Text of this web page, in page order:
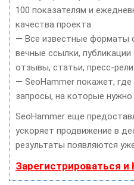
100 показателям и
качества проекта.
— Все известные форматы
вечные ссылки, публикации
отзывы, статьи, пресс-
— SeoHammer покажет,
запросы, на которые
SeoHammer еще
ускоряет продвижение в
результаты появляются
Зарегистрироваться